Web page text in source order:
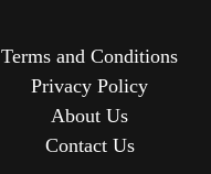
Terms and Conditions
Privacy Policy
About Us
Contact Us